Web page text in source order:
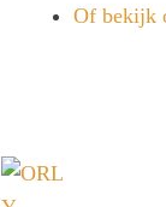
Of bekijk